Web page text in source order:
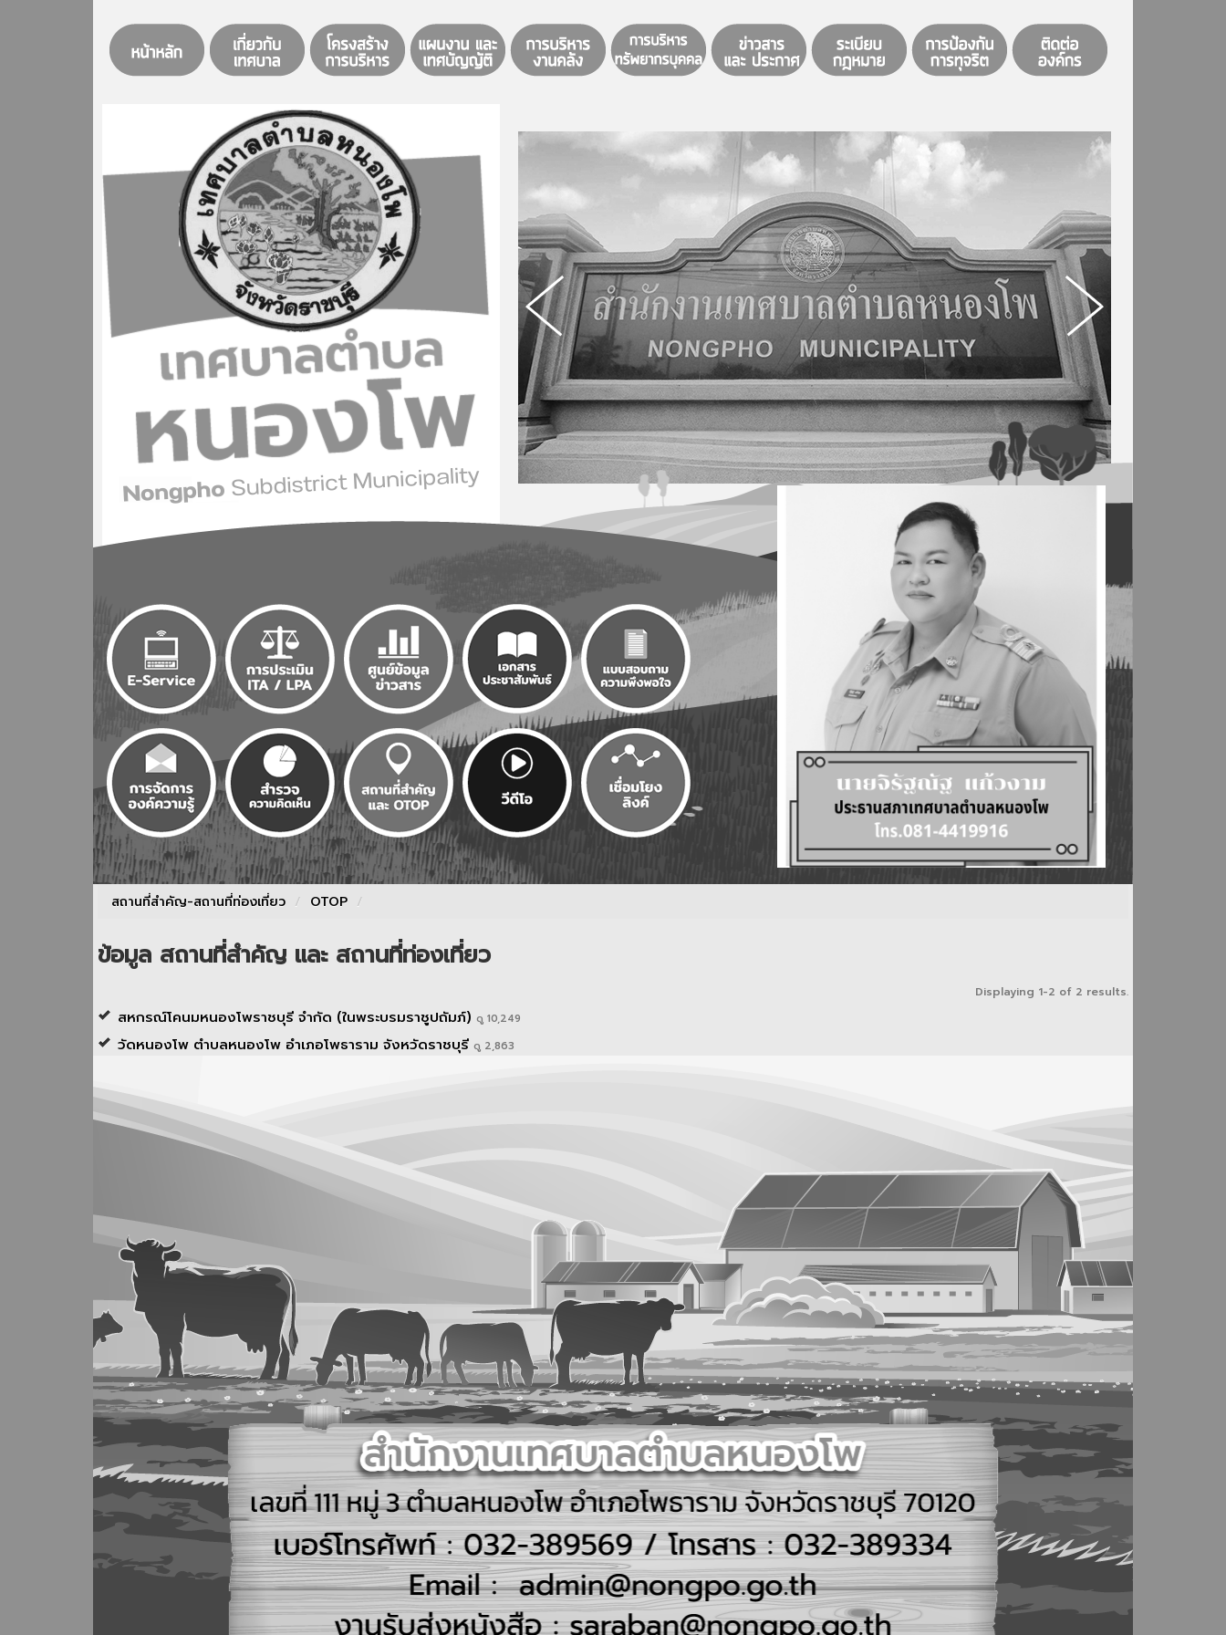
สถานที่สำคัญ-สถานที่ท่องเที่ยว / OTOP /
ข้อมูล สถานที่สำคัญ และ สถานที่ท่องเที่ยว
Displaying 1-2 of 2 results.
สหกรณ์โคนมหนองโพราชบุรี จำกัด (ในพระบรมราชูปถัมภ์) ดู 10,249
วัดหนองโพ ตำบลหนองโพ อำเภอโพธาราม จังหวัดราชบุรี ดู 2,863